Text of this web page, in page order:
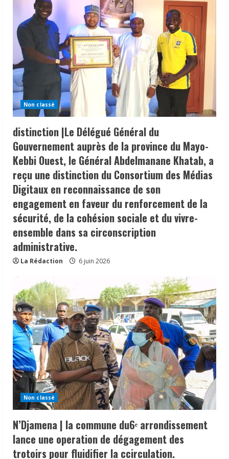
Non classé
distinction |Le Délégué Général du
Gouvernement auprès de la province du Mayo-
Kebbi Ouest, le Général Abdelmanane Khatab, a
reçu une distinction du Consortium des Médias
Digitaux en reconnaissance de son
engagement en faveur du renforcement de la
sécurité, de la cohésion sociale et du vivre-
ensemble dans sa circonscription
administrative.
La Rédaction 6 juin 2026
Non classé
N’Djamena | la commune du6ᵉ arrondissement
lance une operation de dégagement des
trotoirs pour fluidifier la ccirculation.